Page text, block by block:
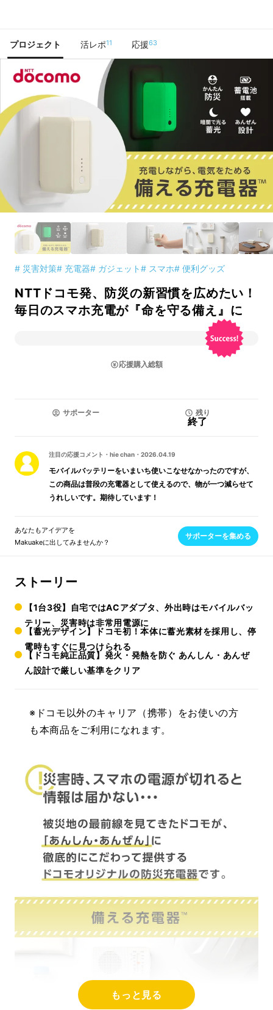
プロジェクト 活レポ11 応援63
# 災害対策# 充電器# ガジェット# スマホ# 便利グッズ
NTTドコモ発、防災の新習慣を広めたい！
毎日のスマホ充電が『命を守る備え』に
応援購入総額
サポーター 残り
終了
注目の応援コメント ・ hie chan ・ 2026.04.19
モバイルバッテリーをいまいち使いこなせなかったのですが、
この商品は普段の充電器として使えるので、物が一つ減らせて
うれしいです。期待しています！
あなたもアイデアを
Makuakeに出してみませんか？
サポーターを集める
ストーリー
【1台3役】自宅ではACアダプタ、外出時はモバイルバッ
テリー、災害時は非常用電源に
【蓄光デザイン】ドコモ初！本体に蓄光素材を採用し、停
電時もすぐに見つけられる
【ドコモ純正品質】発火・発熱を防ぐ あんしん・あんぜ
ん設計で厳しい基準をクリア
※ドコモ以外のキャリア（携帯）をお使いの方
も本商品をご利用になれます。
もっと見る